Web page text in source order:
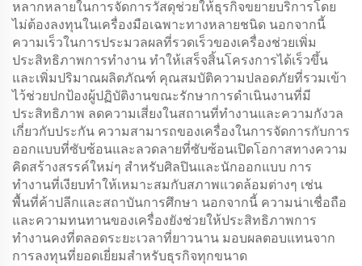
หลากหลายในการจัดการวัสดุช่วยให้ธุรกิจขยายบริการโดย
ไม่ต้องลงทุนในเครื่องมือเฉพาะทางหลายชนิด นอกจากนี้
ความเร็วในการประมวลผลที่รวดเร็วของเครื่องช่วยเพิ่ม
ประสิทธิภาพการทำงาน ทำให้เสร็จสิ้นโครงการได้เร็วขึ้น
และเพิ่มปริมาณผลิตภัณฑ์ คุณสมบัติความปลอดภัยที่รวมเข้า
ไว้ช่วยปกป้องผู้ปฏิบัติงานขณะรักษาการดำเนินงานที่มี
ประสิทธิภาพ ลดความเสี่ยงในสถานที่ทำงานและความกังวล
เกี่ยวกับประกัน ความสามารถของเครื่องในการจัดการกับการ
ออกแบบที่ซับซ้อนและลวดลายที่ซับซ้อนเปิดโอกาสทางความ
คิดสร้างสรรค์ใหม่ๆ สำหรับศิลปินและนักออกแบบ การ
ทำงานที่เงียบทำให้เหมาะสมกับสภาพแวดล้อมต่างๆ เช่น
พื้นที่ค้าปลีกและสถาบันการศึกษา นอกจากนี้ ความน่าเชื่อถือ
และความทนทานของเครื่องยังช่วยให้ประสิทธิภาพการ
ทำงานคงที่ตลอดระยะเวลาที่ยาวนาน มอบผลตอบแทนจาก
การลงทุนที่ยอดเยี่ยมสำหรับธุรกิจทุกขนาด